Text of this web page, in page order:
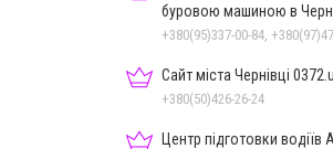
буровою машиною в
+380(95)337-00-84,
Сайт міста Чернівці
+380(50)426-26-24
Центр підготовки водіїв